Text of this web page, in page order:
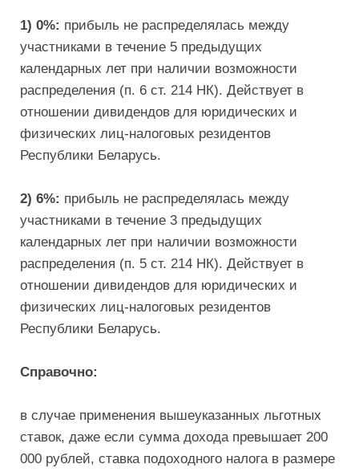
1) 0%: прибыль не распределялась между
участниками в течение 5 предыдущих
календарных лет при наличии возможности
распределения (п. 6 ст. 214 НК). Действует в
отношении дивидендов для юридических и
физических лиц-налоговых резидентов
Республики Беларусь.
2) 6%: прибыль не распределялась между
участниками в течение 3 предыдущих
календарных лет при наличии возможности
распределения (п. 5 ст. 214 НК). Действует в
отношении дивидендов для юридических и
физических лиц-налоговых резидентов
Республики Беларусь.
Справочно:
в случае применения вышеуказанных льготных
ставок, даже если сумма дохода превышает 200
000 рублей, ставка подоходного налога в размере